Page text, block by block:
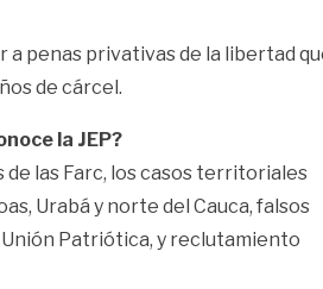
a penas privativas de la libertad
de cárcel.
la JEP?
de las Farc, los casos territoriales
Urabá y norte del Cauca, falsos
Unión Patriótica, y reclutamiento